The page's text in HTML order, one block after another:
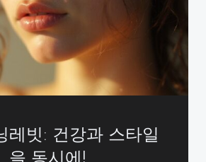
레빗: 건강과 스타일
을 동시에!